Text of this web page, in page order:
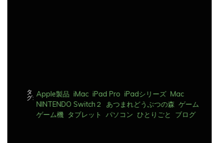
Apple製品 iMac iPad Pro iPadシリーズ
Mac
NINTENDO Switch２
あつまれどうぶつの森
ゲーム
ゲーム機
タブレット パソコン ひとりごと ブログ